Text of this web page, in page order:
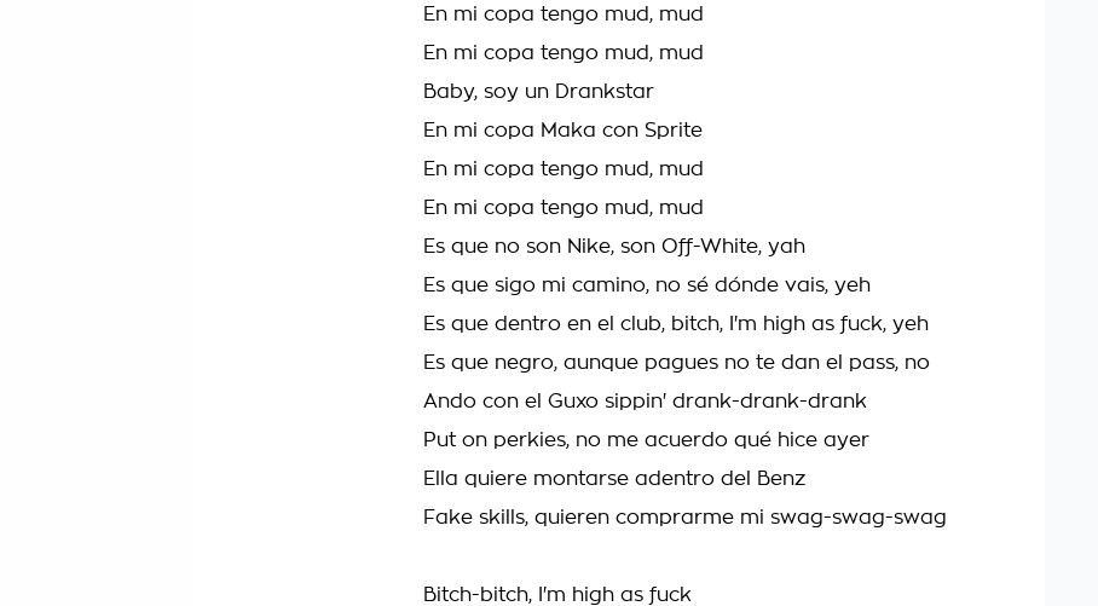
En mi copa tengo mud, mud
En mi copa tengo mud, mud
Baby, soy un Drankstar
En mi copa Maka con Sprite
En mi copa tengo mud, mud
En mi copa tengo mud, mud
Es que no son Nike, son Off-White, yah
Es que sigo mi camino, no sé dónde vais, yeh
Es que dentro en el club, bitch, I'm high as fuck, yeh
Es que negro, aunque pagues no te dan el pass, no
Ando con el Guxo sippin' drank-drank-drank
Put on perkies, no me acuerdo qué hice ayer
Ella quiere montarse adentro del Benz
Fake skills, quieren comprarme mi swag-swag-swag
Bitch-bitch, I'm high as fuck